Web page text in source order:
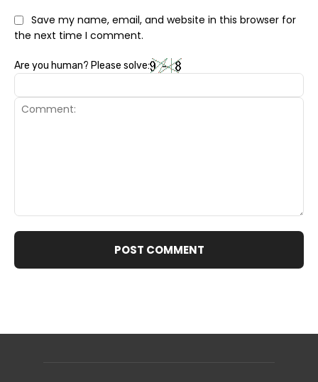
Save my name, email, and website in this browser for
the next time I comment.
Are you human? Please solve: